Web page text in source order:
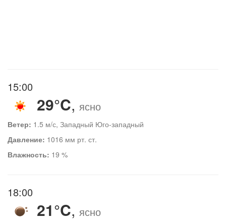
15:00
29°C, ясно
Ветер: 1.5 м/с, Западный Юго-западный
Давление: 1016 мм рт. ст.
Влажность: 19 %
18:00
21°C, ясно